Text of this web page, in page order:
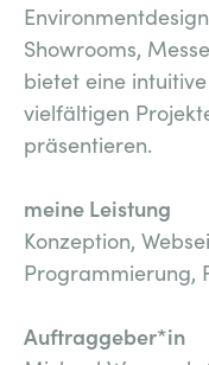
Showrooms,
bietet eine
vielfältigen
präsentieren.
meine Leistung
Konzeption,
Programmierung,
Auftraggeber*in